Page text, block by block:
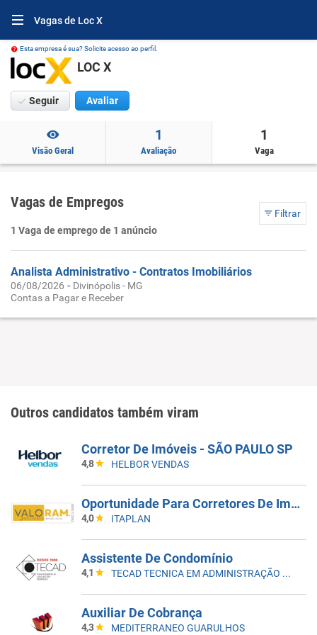
Vagas de Loc X
Esta empresa é sua? Solicite acesso ao perfil.
LOC X
Seguir Avaliar
Visão Geral
1
Avaliação
1
Vaga
Vagas de Empregos
Filtrar
1 Vaga de emprego de 1 anúncio
Analista Administrativo - Contratos Imobiliários
06/08/2026 - Divinópolis - MG
Contas a Pagar e Receber
Outros candidatos também viram
Corretor De Imóveis - SÃO PAULO SP
4,8 HELBOR VENDAS
Oportunidade Para Corretores De Imóveis | Saúde, Zona Sul
4,0 ITAPLAN
Assistente De Condomínio
4,1 TECAD TECNICA EM ADMINISTRAÇÃO LTDA
Auxiliar De Cobrança
4,3 MEDITERRANEO GUARULHOS